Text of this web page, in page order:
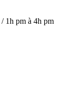
/ 1h pm à 4h pm